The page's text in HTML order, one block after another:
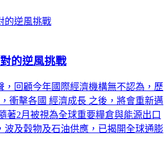
的逆風挑戰
，回顧今年國際經濟機構無不認為，歷
衝擊各國 經濟成長 之後，將會重新邁
著2月被視為全球重要糧倉與能源出口
波及穀物及石油供應，已揭開全球通膨